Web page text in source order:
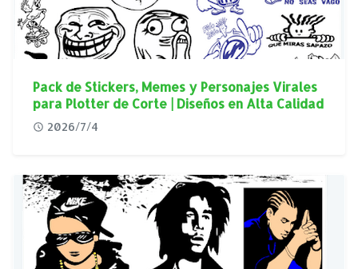
Pack de Stickers, Memes y Personajes Virales
para Plotter de Corte | Diseños en Alta Calidad
2026/7/4